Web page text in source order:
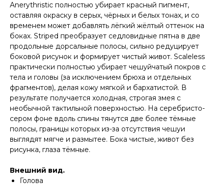
Anerythristic полностью убирает красный пигмент,
оставляя окраску в серых, чёрных и белых тонах, и со
временем может добавлять лёгкий жёлтый оттенок на
боках. Striped преобразует седловидные пятна в две
продольные дорсальные полосы, сильно редуцирует
боковой рисунок и формирует чистый живот. Scaleless
практически полностью убирает чешуйчатый покров с
тела и головы (за исключением брюха и отдельных
фрагментов), делая кожу мягкой и бархатистой. В
результате получается холодная, строгая змея с
необычной тактильной поверхностью. На серебристо-
сером фоне вдоль спины тянутся две более тёмные
полосы, границы которых из-за отсутствия чешуи
выглядят мягче и размытее. Бока чистые, живот без
рисунка, глаза тёмные.
Внешний вид.
Голова